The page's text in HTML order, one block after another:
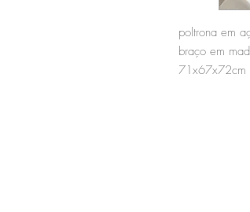
poltrona em
braço em
71x67x72cm